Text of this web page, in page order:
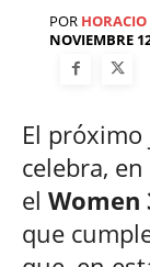
POR
NOVIEMBRE
El
celebra,
el Women
que